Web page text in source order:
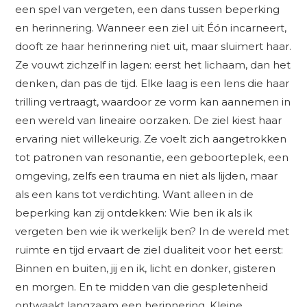
een spel van vergeten, een dans tussen beperking
en herinnering. Wanneer een ziel uit Éón incarneert,
dooft ze haar herinnering niet uit, maar sluimert haar.
Ze vouwt zichzelf in lagen: eerst het lichaam, dan het
denken, dan pas de tijd. Elke laag is een lens die haar
trilling vertraagt, waardoor ze vorm kan aannemen in
een wereld van lineaire oorzaken. De ziel kiest haar
ervaring niet willekeurig. Ze voelt zich aangetrokken
tot patronen van resonantie, een geboorteplek, een
omgeving, zelfs een trauma en niet als lijden, maar
als een kans tot verdichting. Want alleen in de
beperking kan zij ontdekken: Wie ben ik als ik
vergeten ben wie ik werkelijk ben? In de wereld met
ruimte en tijd ervaart de ziel dualiteit voor het eerst:
Binnen en buiten, jij en ik, licht en donker, gisteren
en morgen. En te midden van die gespletenheid